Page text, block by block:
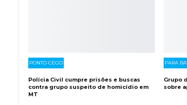
PONTO CEGO
Polícia Civil cumpre prisões e buscas
contra grupo suspeito de homicídio em
MT
PARA
Grupo
sobre